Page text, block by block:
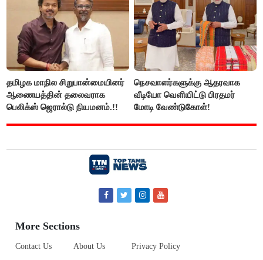
தமிழக மாநில சிறுபான்மையினர்
ஆணையத்தின் தலைவராக
பெலிக்ஸ் ஜெரால்டு நியமனம்.!!
நெசவாளர்களுக்கு ஆதரவாக
வீடியோ வெளியிட்டு பிரதமர்
மோடி வேண்டுகோள்!
More Sections
Contact Us About Us Privacy Policy